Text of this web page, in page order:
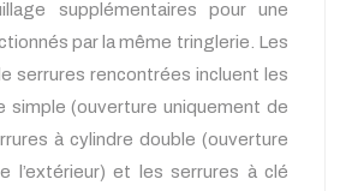
supplémentaires pour une
par la même tringlerie. Les
serrures rencontrées incluent les
simple (ouverture uniquement de
à cylindre double (ouverture
l’extérieur) et les serrures à clé